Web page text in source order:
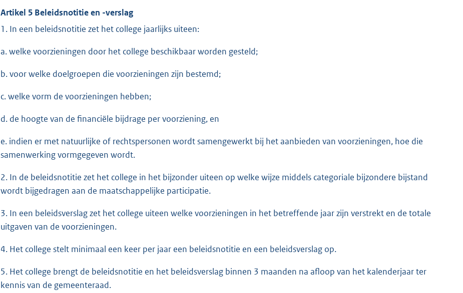
Artikel 5 Beleidsnotitie en -verslag
1. In een beleidsnotitie zet het college jaarlijks uiteen:
a. welke voorzieningen door het college beschikbaar worden gesteld;
b. voor welke doelgroepen die voorzieningen zijn bestemd;
c. welke vorm de voorzieningen hebben;
d. de hoogte van de financiële bijdrage per voorziening, en
e. indien er met natuurlijke of rechtspersonen wordt samengewerkt bij het aanbieden van voorzieningen, hoe die
samenwerking vormgegeven wordt.
2. In de beleidsnotitie zet het college in het bijzonder uiteen op welke wijze middels categoriale bijzondere bijstand
wordt bijgedragen aan de maatschappelijke participatie.
3. In een beleidsverslag zet het college uiteen welke voorzieningen in het betreffende jaar zijn verstrekt en de totale
uitgaven van de voorzieningen.
4. Het college stelt minimaal een keer per jaar een beleidsnotitie en een beleidsverslag op.
5. Het college brengt de beleidsnotitie en het beleidsverslag binnen 3 maanden na afloop van het kalenderjaar ter
kennis van de gemeenteraad.